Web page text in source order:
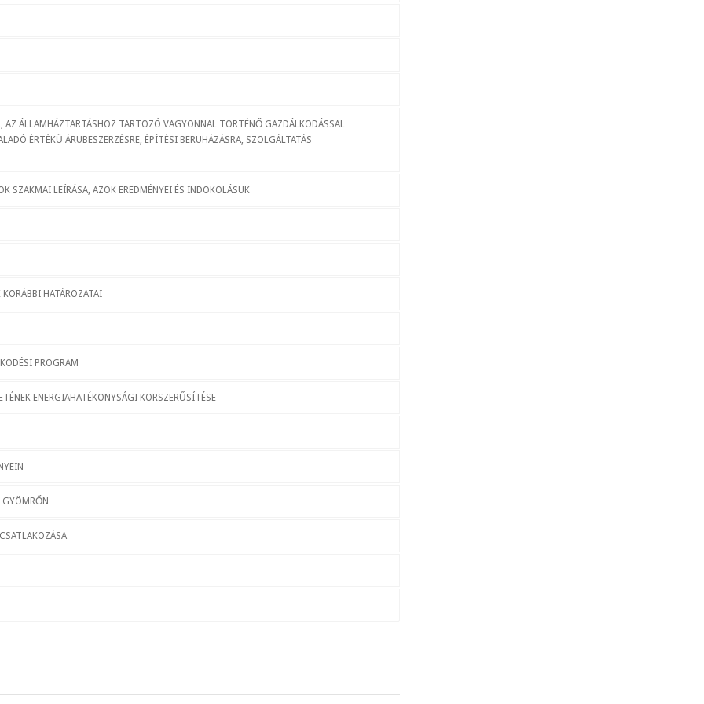
AZ ÁLLAMHÁZTARTÁSHOZ TARTOZÓ VAGYONNAL TÖRTÉNŐ GAZDÁLKODÁSSAL
ÉRTÉKŰ ÁRUBESZERZÉSRE, ÉPÍTÉSI BERUHÁZÁSRA, SZOLGÁLTATÁS
SZAKMAI LEÍRÁSA, AZOK EREDMÉNYEI ÉS INDOKOLÁSUK
HATÁROZATAI
PROGRAM
ENERGIAHATÉKONYSÁGI KORSZERŰSÍTÉSE
GYÖMRŐN